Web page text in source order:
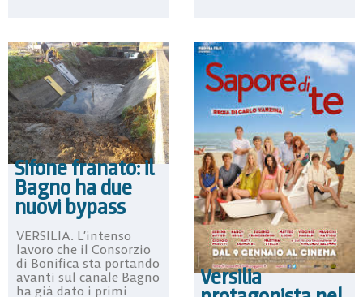
Sifone franato: il
Bagno ha due
nuovi bypass
VERSILIA. L’intenso
lavoro che il Consorzio
di Bonifica sta portando
avanti sul canale Bagno
ha già dato i primi
Versilia